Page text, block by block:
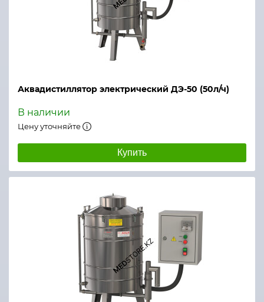
Аквадистиллятор электрический ДЭ-50 (50л/ч)
В наличии
Цену уточняйте
Купить